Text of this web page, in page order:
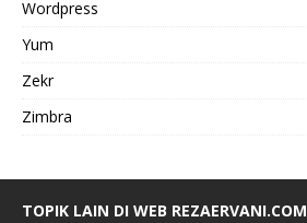
Wordpress
Yum
Zekr
Zimbra
TOPIK LAIN DI WEB REZAERVANI.COM